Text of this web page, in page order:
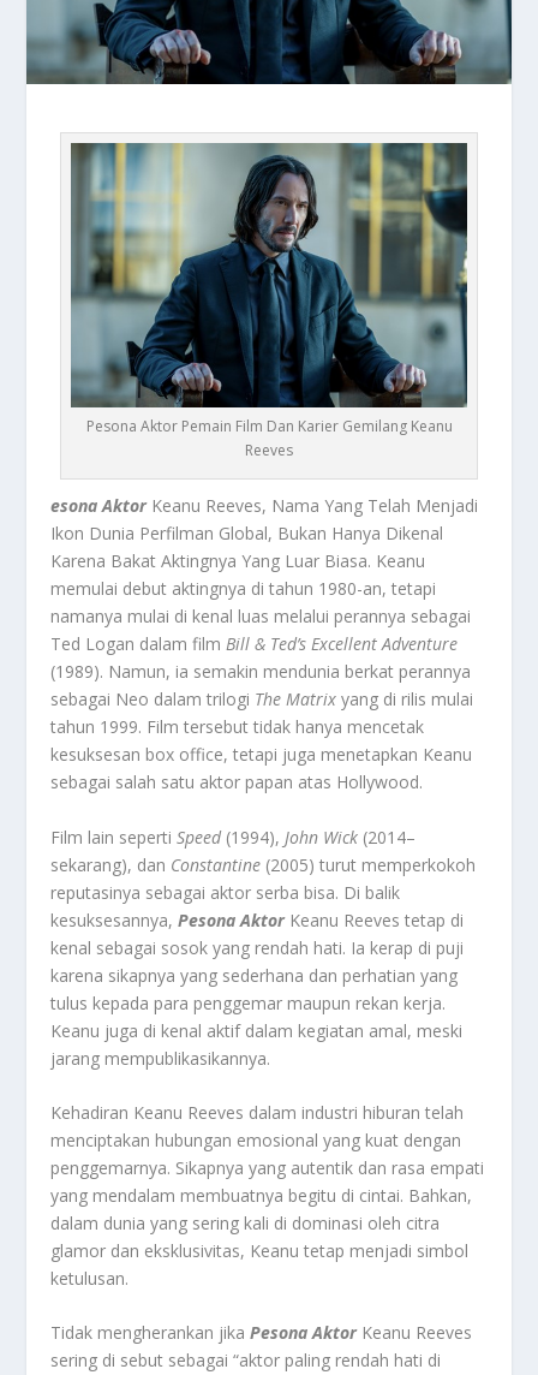
Pesona Aktor Pemain Film Dan Karier Gemilang Keanu
Reeves
esona AktorKeanu Reeves, Nama Yang Telah Menjadi
Ikon Dunia Perfilman Global, Bukan Hanya Dikenal
Karena Bakat Aktingnya Yang Luar Biasa. Keanu
memulai debut aktingnya di tahun 1980-an, tetapi
namanya mulai di kenal luas melalui perannya sebagai
Ted Logan dalam filmBill & Ted’s Excellent Adventure
(1989). Namun, ia semakin mendunia berkat perannya
sebagai Neo dalam trilogi The Matrix yang di rilis mulai
tahun 1999. Film tersebut tidak hanya mencetak
kesuksesan box office, tetapi juga menetapkan Keanu
sebagai salah satu aktor papan atas Hollywood.
Film lain sepertiSpeed(1994), John Wick (2014–
sekarang), dan Constantine (2005) turut memperkokoh
reputasinya sebagai aktor serba bisa. Di balik
kesuksesannya,Pesona Aktor Keanu Reeves tetap di
kenal sebagai sosok yang rendah hati. Ia kerap di puji
karena sikapnya yang sederhana dan perhatian yang
tulus kepada para penggemar maupun rekan kerja.
Keanu juga di kenal aktif dalam kegiatan amal, meski
jarang mempublikasikannya.
Kehadiran Keanu Reeves dalam industri hiburan telah
menciptakan hubungan emosional yang kuat dengan
penggemarnya. Sikapnya yang autentik dan rasa empati
yang mendalam membuatnya begitu di cintai. Bahkan,
dalam dunia yang sering kali di dominasi oleh citra
glamor dan eksklusivitas, Keanu tetap menjadi simbol
ketulusan.
Tidak mengherankan jikaPesona Aktor Keanu Reeves
sering di sebut sebagai “aktor paling rendah hati di